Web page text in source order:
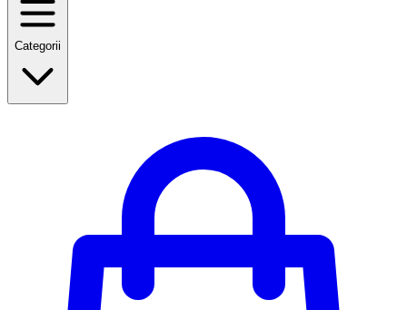
Categorii